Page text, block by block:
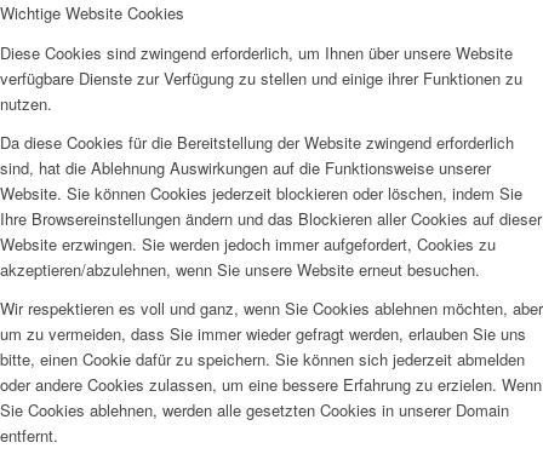
Wichtige Website Cookies
Diese Cookies sind zwingend erforderlich, um Ihnen über unsere Website
verfügbare Dienste zur Verfügung zu stellen und einige ihrer Funktionen zu
nutzen.
Da diese Cookies für die Bereitstellung der Website zwingend erforderlich
sind, hat die Ablehnung Auswirkungen auf die Funktionsweise unserer
Website. Sie können Cookies jederzeit blockieren oder löschen, indem Sie
Ihre Browsereinstellungen ändern und das Blockieren aller Cookies auf dieser
Website erzwingen. Sie werden jedoch immer aufgefordert, Cookies zu
akzeptieren/abzulehnen, wenn Sie unsere Website erneut besuchen.
Wir respektieren es voll und ganz, wenn Sie Cookies ablehnen möchten, aber
um zu vermeiden, dass Sie immer wieder gefragt werden, erlauben Sie uns
bitte, einen Cookie dafür zu speichern. Sie können sich jederzeit abmelden
oder andere Cookies zulassen, um eine bessere Erfahrung zu erzielen. Wenn
Sie Cookies ablehnen, werden alle gesetzten Cookies in unserer Domain
entfernt.